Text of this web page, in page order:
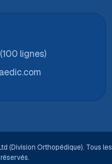
lignes)
(Division Orthopédique). Tous les